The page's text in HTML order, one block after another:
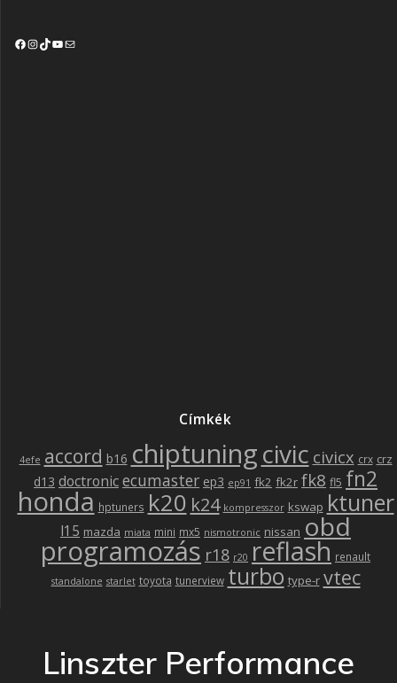
Facebook
Instagram
TikTok
YouTube
Mail
Címkék
4efe accord b16 chiptuningcivic civicx crx crz
d13 doctronicecumaster ep3 ep91 fk2 fk2r fk8 fl5 fn2
honda hptuners k20 k24 kompresszor kswap ktuner
l15 mazda miata mini mx5 nismotronic nissan obd
programozás r18 r20 reflash renault
standalone starlet toyota tunerview turbo type-r vtec
Linszter Performance